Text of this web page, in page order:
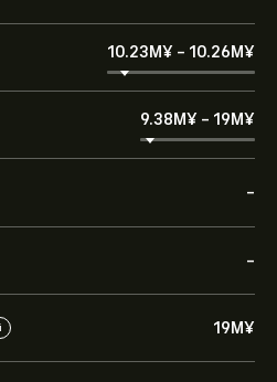
10.23M‎¥‎ - 10.26M‎¥‎
9.38M‎¥‎ - 19M‎¥‎
-
-
i 19M‎¥‎